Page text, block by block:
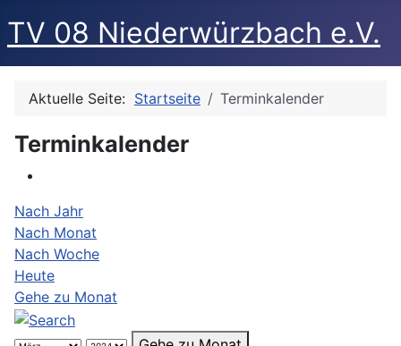
TV 08 Niederwürzbach e.V.
Aktuelle Seite: Startseite Terminkalender
Terminkalender
Nach Jahr
Nach Monat
Nach Woche
Heute
Gehe zu Monat